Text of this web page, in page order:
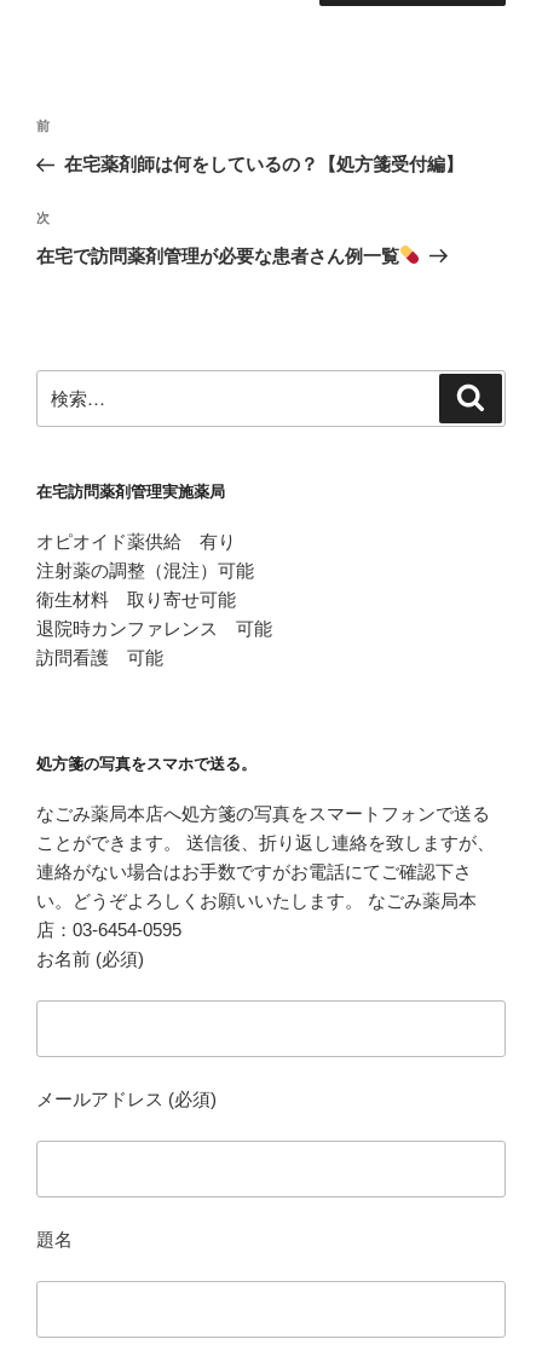
投
ナ
ビ
ゲ
ン
前
の
稿
前
在宅薬剤師は何をしているの？【処方箋受付編】
次
の
次
在宅で訪問薬剤管理が必要な患者さん例一覧
索:
在宅訪問薬剤管理実施薬局
オピオイド薬供給 有り
注射薬の調整（混注）可能
衛生材料 取り寄せ可能
退院時カンファレンス 可能
訪問看護 可能
処方箋の写真をスマホで送る。
なごみ薬局本店へ処方箋の写真をスマートフォンで送る
ことができます。 送信後、折り返し連絡を致しますが、
連絡がない場合はお手数ですがお電話にてご確認下さ
い。どうぞよろしくお願いいたします。 なごみ薬局本
店：03-6454-0595
お名前 (必須)
メールアドレス (必須)
題名